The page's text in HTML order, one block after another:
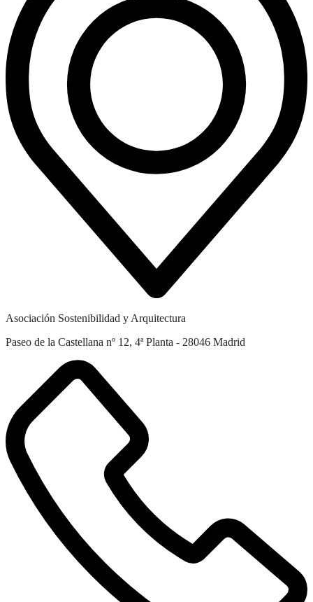
Asociación Sostenibilidad y Arquitectura
Paseo de la Castellana nº 12, 4ª Planta - 28046 Madrid